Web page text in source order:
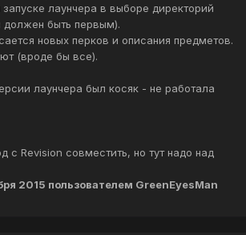
запуске лаунчера в выборе директорий
должен быть первым).
новых перков и описания предметов.
(вроде бы все).
лаунчера был косяк - не работала
с Revision совместить, но тут надо над
2015 пользователем GreenEyesMan